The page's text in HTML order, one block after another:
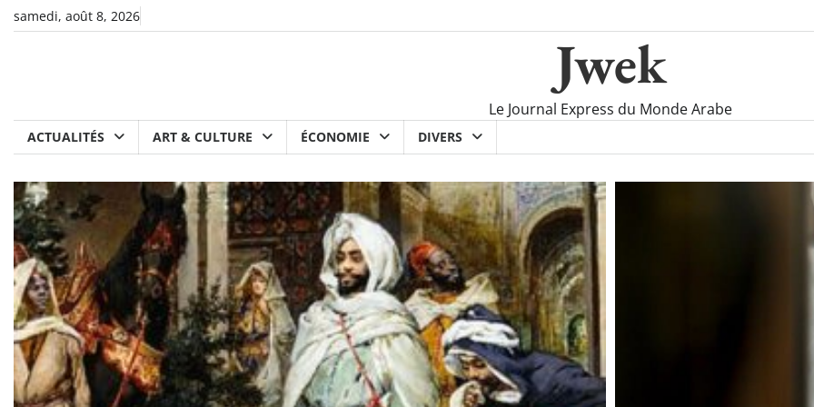
Skipsamedi, août 8, 2026
Jwek
Le Journal Express du Monde Arabe
ACTUALITÉS ART & CULTURE ÉCONOMIE DIVERS